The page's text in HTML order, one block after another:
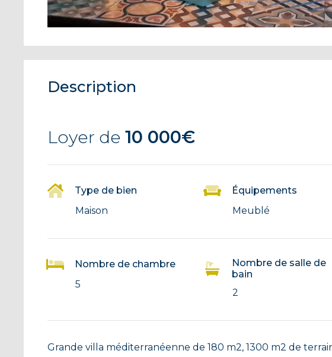
Description
Loyer de 10 000€
Type de bien
Maison
Équipements
Meublé
Nombre de chambre
5
Nombre de salle de
bain
2
Grande villa méditerranéenne de 180 m2, 1300 m2 de